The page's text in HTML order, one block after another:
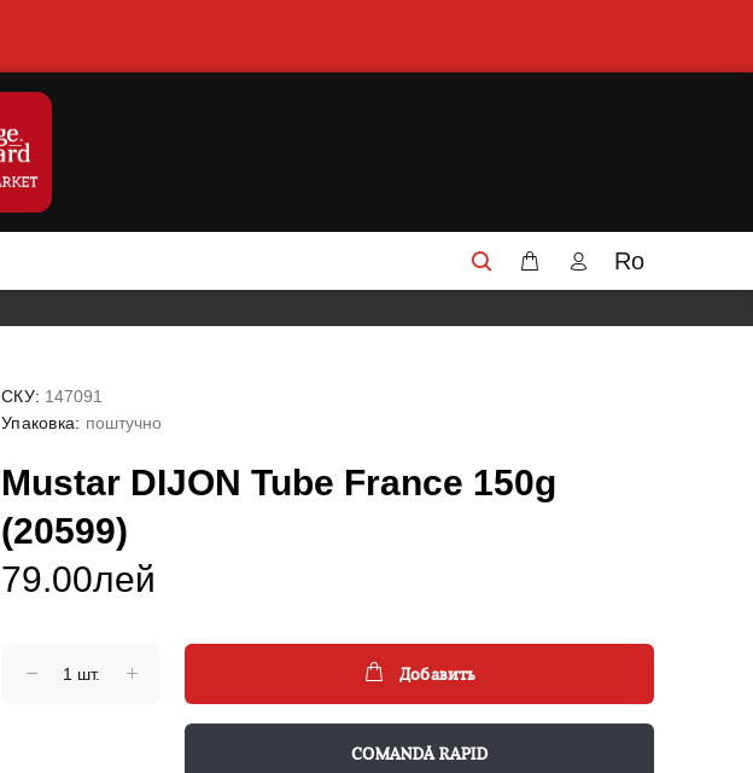
Ro
СКУ: 147091
Упаковка: поштучно
Mustar DIJON Tube France 150g
(20599)
79.00лей
Добавить
COMANDĂ RAPID